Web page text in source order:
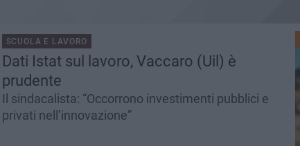
SCUOLA E LAVORO
Dati Istat sul lavoro, Vaccaro (Uil) è
prudente
Il sindacalista: “Occorrono investimenti pubblici e
privati nell’innovazione”